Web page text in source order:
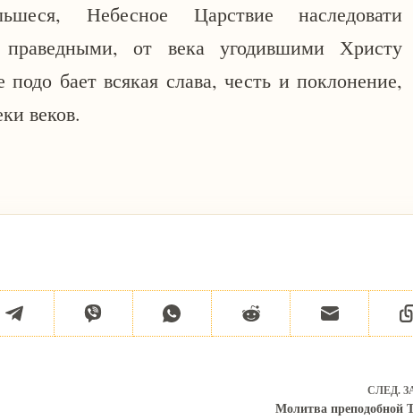
Небесное Царствие наследовати
от века угодившими Христу
бает всякая слава, честь и поклонение,
веков.
СЛЕД.
Молитва преподобной